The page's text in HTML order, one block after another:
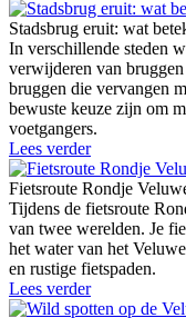
Stadsbrug eruit: wat
In verschillende steden
verwijderen van
bruggen die vervangen
bewuste keuze zijn om
voetgangers.
Lees verder
Fietsroute Rondje
Tijdens de fietsroute
van twee werelden. Je
het water van het
en rustige fietspaden.
Lees verder